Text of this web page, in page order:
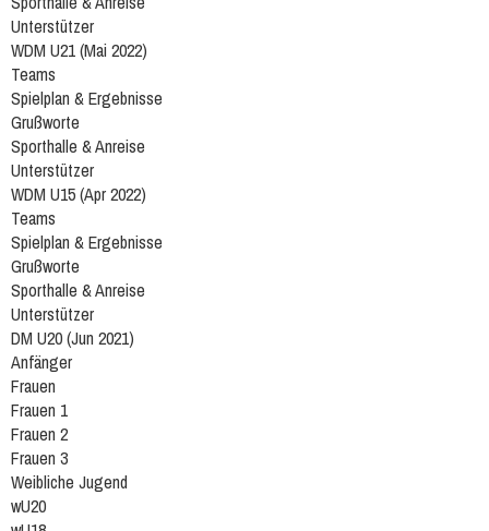
Unterstützer
WDM U21 (Mai 2022)
Teams
Spielplan & Ergebnisse
Grußworte
Sporthalle & Anreise
Unterstützer
WDM U15 (Apr 2022)
Teams
Spielplan & Ergebnisse
Grußworte
Sporthalle & Anreise
Unterstützer
DM U20 (Jun 2021)
Anfänger
Frauen
Frauen 1
Frauen 2
Frauen 3
Weibliche Jugend
wU20